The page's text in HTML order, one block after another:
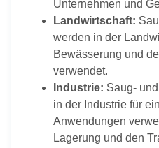
Unternehmen und
Landwirtschaft:
werden in der
Bewässerung und
verwendet.
Industrie: Saug-
in der Industrie für
Anwendungen
Lagerung und den